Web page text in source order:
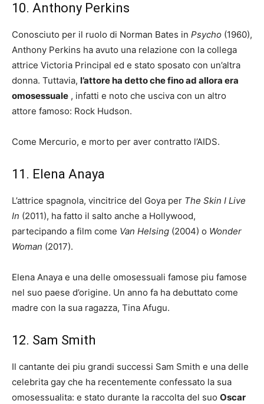
10. Anthony Perkins
Conosciuto per il ruolo di Norman Bates in Psycho (1960),
Anthony Perkins ha avuto una relazione con la collega
attrice Victoria Principal ed e stato sposato con un’altra
donna. Tuttavia, l’attore ha detto che fino ad allora era
omosessuale , infatti e noto che usciva con un altro
attore famoso: Rock Hudson.
Come Mercurio, e morto per aver contratto l’AIDS.
11. Elena Anaya
L’attrice spagnola, vincitrice del Goya per The Skin I Live
In (2011), ha fatto il salto anche a Hollywood,
partecipando a film come Van Helsing (2004) o Wonder
Woman (2017).
Elena Anaya e una delle omosessuali famose piu famose
nel suo paese d’origine. Un anno fa ha debuttato come
madre con la sua ragazza, Tina Afugu.
12. Sam Smith
Il cantante dei piu grandi successi Sam Smith e una delle
celebrita gay che ha recentemente confessato la sua
omosessualita: e stato durante la raccolta del suo Oscar